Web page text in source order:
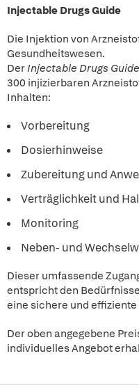
Injectable Drugs Guide
Die Injektion von
Gesundheitswesen.
DerInjectable Drugs Guide
300 injizierbaren
Inhalten:
Vorbereitung
Dosierhinweise
Zubereitung und
Verträglichkeit und
Monitoring
Neben- und
Dieser umfassende
entspricht den
eine sichere und effiziente
Der oben angegebene
individuelles Angebot